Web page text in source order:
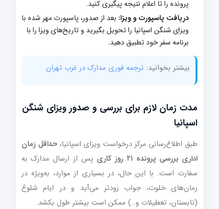
پرونده را تا اعلام نتیجه پیگیری کنید.
دریافت پاسپورت و ویزا: بعد از صدور، پاسپورت مهر شده با
ویزای شنگن اسپانیا را تحویل بگیرید و تاریخ‌های ویزا را با
برنامه سفر خود تطبیق دهید.
بیشتر بخوانید: ترجمه فوری مدارک در غرب تهران
مدت زمان لازم برای بررسی و صدور ویزای شنگن
اسپانیا
طبق اطلاع‌رسانی مرکز درخواست ویزای اسپانیا،حداقل زمان
اداری بررسی پرونده ۲۱ روز کاری
پس از ارسال مدارک به
سفارت است. با این حال، در بسیاری از موارد، به‌ویژه در
زمان‌های خلوت، جواب زودتر می‌آید و در ایام شلوغ
(تابستان، تعطیلات و…) ممکن است بیشتر طول بکشد.